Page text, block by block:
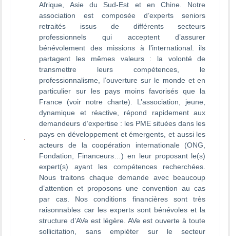
Afrique, Asie du Sud-Est et en Chine. Notre
association est composée d’experts seniors
retraités issus de différents secteurs
professionnels qui acceptent d’assurer
bénévolement des missions à l’international. ils
partagent les mêmes valeurs : la volonté de
transmettre leurs compétences, le
professionnalisme, l’ouverture sur le monde et en
particulier sur les pays moins favorisés que la
France (voir notre charte). L’association, jeune,
dynamique et réactive, répond rapidement aux
demandeurs d’expertise : les PME situées dans les
pays en développement et émergents, et aussi les
acteurs de la coopération internationale (ONG,
Fondation, Financeurs…) en leur proposant le(s)
expert(s) ayant les compétences recherchées.
Nous traitons chaque demande avec beaucoup
d’attention et proposons une convention au cas
par cas. Nos conditions financières sont très
raisonnables car les experts sont bénévoles et la
structure d’AVe est légère. AVe est ouverte à toute
sollicitation, sans empiéter sur le secteur